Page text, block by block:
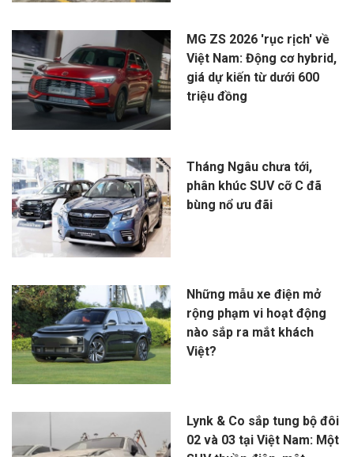
MG ZS 2026 'rục rịch' về
Việt Nam: Động cơ hybrid,
giá dự kiến từ dưới 600
triệu đồng
Tháng Ngâu chưa tới,
phân khúc SUV cỡ C đã
bùng nổ ưu đãi
Những mẫu xe điện mở
rộng phạm vi hoạt động
nào sắp ra mắt khách
Việt?
Lynk & Co sắp tung bộ đôi
02 và 03 tại Việt Nam: Một